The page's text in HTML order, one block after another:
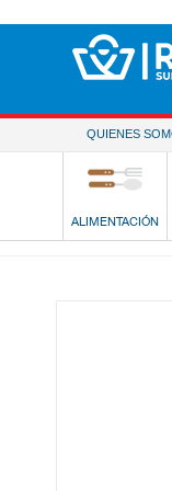
QUIENES
ALIMENTACIÓN